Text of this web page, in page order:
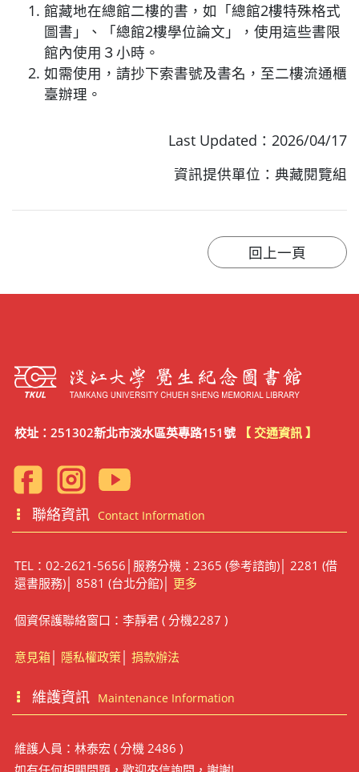
館藏地在總館二樓的書，如「總館2樓特殊格式
圖書」、「總館2樓學位論文」，使用這些書限
館內使用３小時。
如需使用，請抄下索書號及書名，至二樓流通櫃
臺辦理。
Last Updated：2026/04/17
資訊提供單位：典藏閱覽組
校址：251302新北市淡水區英專路151號 【 交通資訊 】
聯絡資訊 Contact Information
TEL：02-2621-5656│服務分機：2365 (參考諮詢)│ 2281 (借
還書服務)│ 8581 (台北分館)│ 更多
個資保護聯絡窗口：李靜君 ( 分機2287 )
意見箱│ 隱私權政策│ 捐款辦法
維護資訊 Maintenance Information
維護人員：林泰宏 ( 分機 2486 )